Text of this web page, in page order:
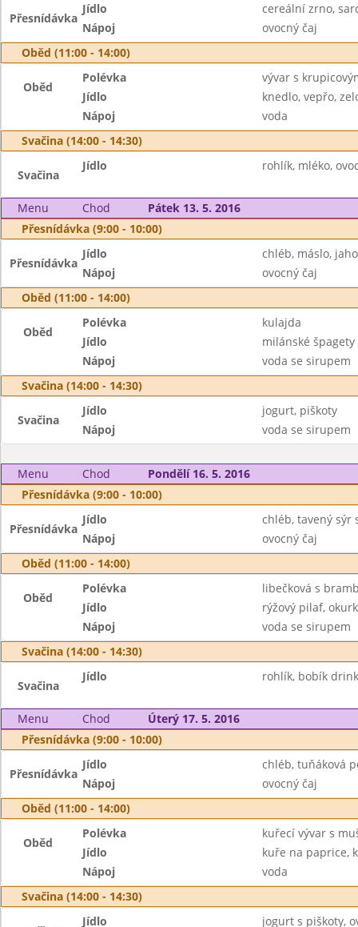
Přesnídávka
Jídlo
cereální zrno,
Nápoj
ovocný čaj
Oběd (11:00 - 14:00)
Oběd
Polévka
vývar s
Jídlo
knedlo, vepřo,
Nápoj
voda
Svačina (14:00 - 14:30)
Svačina
Jídlo rohlík, mléko,
Menu Chod
Pátek 13. 5. 2016
Přesnídávka (9:00 - 10:00)
Přesnídávka
Jídlo
chléb, máslo,
Nápoj
ovocný čaj
Oběd (11:00 - 14:00)
Oběd
Polévka
kulajda
Jídlo
milánské špagety
Nápoj
voda se sirupem
Svačina (14:00 - 14:30)
Svačina
Jídlo
jogurt, piškoty
Nápoj
voda se sirupem
Menu Chod
Pondělí 16. 5. 2016
Přesnídávka (9:00 - 10:00)
Přesnídávka
Jídlo
chléb, tavený sýr
Nápoj
ovocný čaj
Oběd (11:00 - 14:00)
Oběd
Polévka
libečková s
Jídlo
rýžový pilaf,
Nápoj
voda se sirupem
Svačina (14:00 - 14:30)
Svačina
Jídlo rohlík, bobík drink
Menu Chod
Úterý 17. 5. 2016
Přesnídávka (9:00 - 10:00)
Přesnídávka
Jídlo
chléb, tuňáková
Nápoj
ovocný čaj
Oběd (11:00 - 14:00)
Oběd
Polévka
kuřecí vývar s
Jídlo
kuře na paprice,
Nápoj
voda
Svačina (14:00 - 14:30)
Jídlo
jogurt s piškoty,